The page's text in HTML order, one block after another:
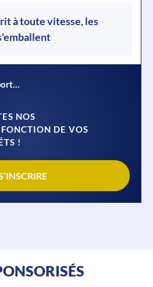
à toute vitesse, les
NOS
DE VOS
!